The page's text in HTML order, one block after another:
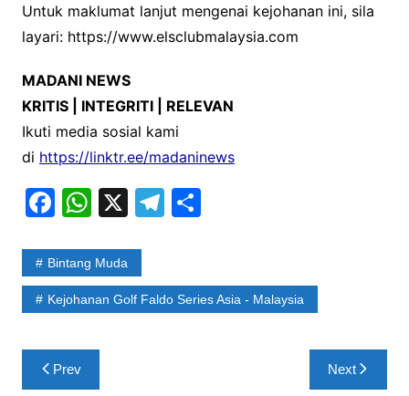
Untuk maklumat lanjut mengenai kejohanan ini, sila
layari: https://www.elsclubmalaysia.com
MADANI NEWS
KRITIS | INTEGRITI | RELEVAN
Ikuti media sosial kami
di https://linktr.ee/madaninews
F
c
e
b
o
o
W
at
s
A
p
X T
gr
a
S
e
Bintang Muda
Kejohanan Golf Faldo Series Asia - Malaysia
Post
navigation
Prev Next